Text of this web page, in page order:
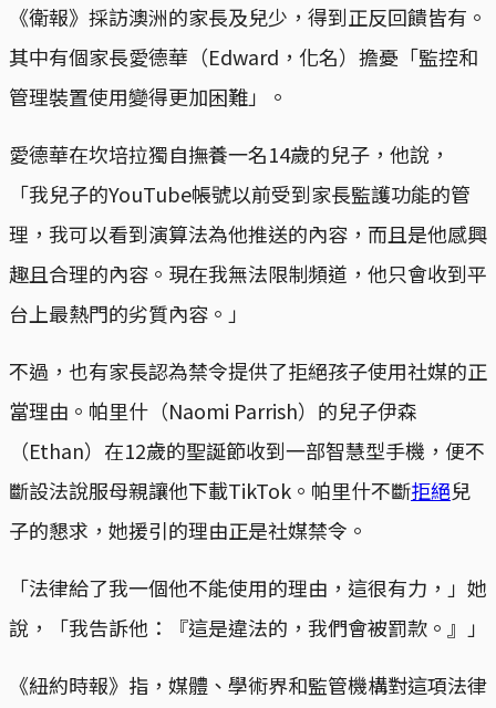
《衛報》採訪澳洲的家長及兒少，得到正反回饋皆有。
其中有個家長愛德華（Edward，化名）擔憂「監控和
管理裝置使用變得更加困難」。
愛德華在坎培拉獨自撫養一名14歲的兒子，他說，
「我兒子的YouTube帳號以前受到家長監護功能的管
理，我可以看到演算法為他推送的內容，而且是他感興
趣且合理的內容。現在我無法限制頻道，他只會收到平
台上最熱門的劣質內容。」
不過，也有家長認為禁令提供了拒絕孩子使用社媒的正
當理由。帕里什（Naomi Parrish）的兒子伊森
（Ethan）在12歲的聖誕節收到一部智慧型手機，便不
斷設法說服母親讓他下載TikTok。帕里什不斷拒絕兒
子的懇求，她援引的理由正是社媒禁令。
「法律給了我一個他不能使用的理由，這很有力，」她
說，「我告訴他：『這是違法的，我們會被罰款。』」
《紐約時報》指，媒體、學術界和監管機構對這項法律